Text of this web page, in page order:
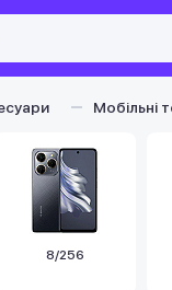
Мобільні
8/256